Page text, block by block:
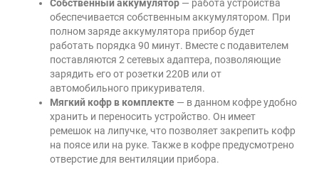
Собственный аккумулятор — работа устройства
обеспечивается собственным аккумулятором. При
полном заряде аккумулятора прибор будет
работать порядка 90 минут. Вместе с подавителем
поставляются 2 сетевых адаптера, позволяющие
зарядить его от розетки 220В или от
автомобильного прикуривателя.
Мягкий кофр в комплекте — в данном кофре удобно
хранить и переносить устройство. Он имеет
ремешок на липучке, что позволяет закрепить кофр
на поясе или на руке. Также в кофре предусмотрено
отверстие для вентиляции прибора.